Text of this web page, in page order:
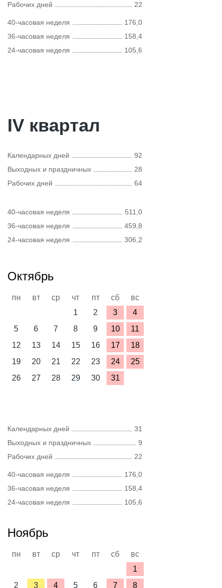
Рабочих дней
22
40-часовая неделя
176,0
36-часовая неделя
158,4
24-часовая неделя
105,6
IV квартал
Календарных дней
92
Выходных и праздничных
28
Рабочих дней
64
40-часовая неделя
511,0
36-часовая неделя
459,8
24-часовая неделя
306,2
Октябрь
пн вт ср чт пт сб
вс
1
2 3
4
5
6 7 8 9 10
11
12
13 14 15 16 17
18
19
20 21 22 23 24
25
26
27 28 29 30 31
Календарных дней
31
Выходных и праздничных
9
Рабочих дней
22
40-часовая неделя
176,0
36-часовая неделя
158,4
24-часовая неделя
105,6
Ноябрь
пн вт ср чт пт сб
вс
1
2
3 4 5 6 7 8